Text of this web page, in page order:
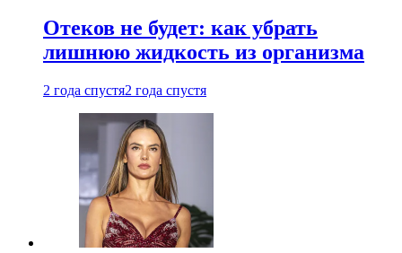
Отеков не будет: как убрать
лишнюю жидкость из организма
2 года спустя2 года спустя